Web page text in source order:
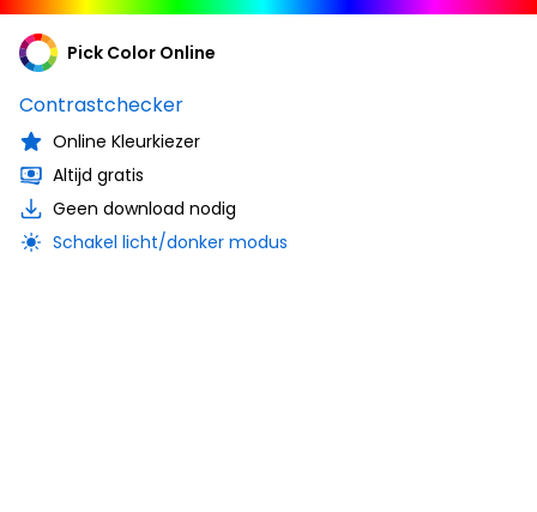
Pick Color Online
Contrastchecker
Online Kleurkiezer
Altijd gratis
Geen download nodig
Schakel licht/donker modus